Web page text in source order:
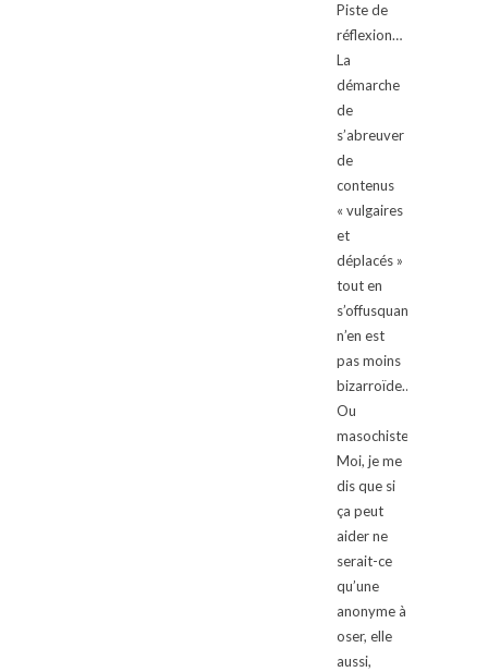
Piste de
réflexion…
La
démarche
de
s’abreuver
de
contenus
« vulgaires
et
déplacés »
tout en
s’offusquant
n’en est
pas moins
bizarroïde…
Ou
masochiste?
Moi, je me
dis que si
ça peut
aider ne
serait-ce
qu’une
anonyme à
oser, elle
aussi,